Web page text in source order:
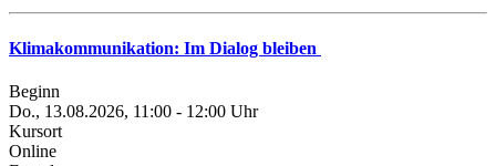
Klimakommunikation: Im Dialog bleiben
Beginn
Do., 13.08.2026, 11:00 - 12:00 Uhr
Kursort
Online